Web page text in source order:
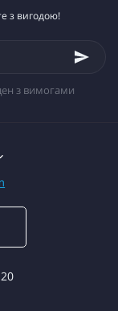
з вигодою!
з вимогами